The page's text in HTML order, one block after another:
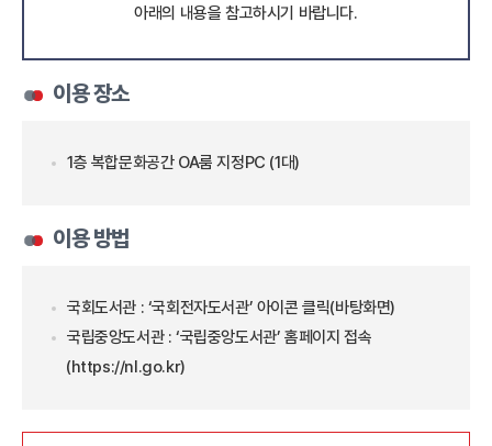
아래의 내용을 참고하시기 바랍니다.
이용 장소
1층 복합문화공간 OA룸 지정PC (1대)
이용 방법
국회도서관 : ‘국회전자도서관’ 아이콘 클릭(바탕화면)
국립중앙도서관 : ‘국립중앙도서관’ 홈페이지 접속
(https://nl.go.kr)